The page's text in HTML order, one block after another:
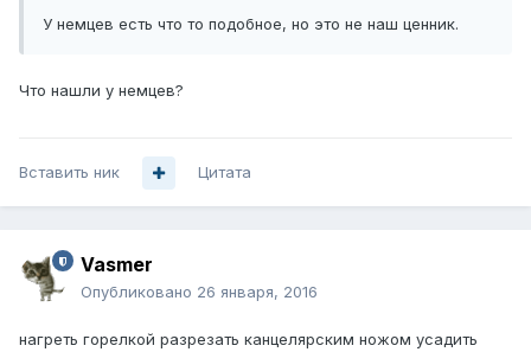
У немцев есть что то подобное, но это не наш ценник.
Что нашли у немцев?
Вставить ник Цитата
Vasmer
Опубликовано 26 января, 2016
нагреть горелкой разрезать канцелярским ножом усадить